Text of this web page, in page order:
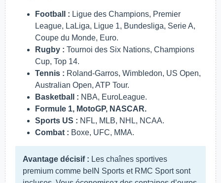
Football : Ligue des Champions, Premier
League, LaLiga, Ligue 1, Bundesliga, Serie A,
Coupe du Monde, Euro.
Rugby : Tournoi des Six Nations, Champions
Cup, Top 14.
Tennis : Roland-Garros, Wimbledon, US Open,
Australian Open, ATP Tour.
Basketball : NBA, EuroLeague.
Formule 1, MotoGP, NASCAR.
Sports US : NFL, MLB, NHL, NCAA.
Combat : Boxe, UFC, MMA.
Avantage décisif : Les chaînes sportives
premium comme beIN Sports et RMC Sport sont